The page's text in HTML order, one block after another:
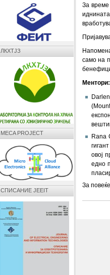
За
само на
Ментори:
Rana
овој
едно
За
ЛКХТЈЗ
MECA PROJECT
СПИСАНИЕ JEEIT